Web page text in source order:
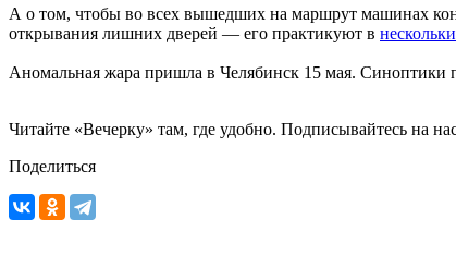
А о том, чтобы во всех вышедших на маршрут машинах
открывания лишних дверей — его практикуют в
Аномальная жара пришла в Челябинск 15 мая. Синоптики
Читайте «Вечерку» там, где удобно. Подписывайтесь на
Поделиться